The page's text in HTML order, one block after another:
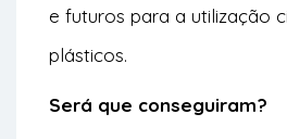
e futuros para a utilização
plásticos.
Será que conseguiram?